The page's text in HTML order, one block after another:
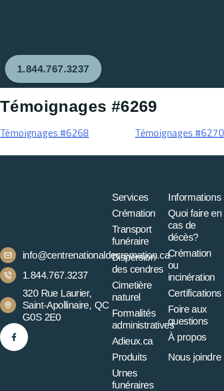
1.844.767.3237
Témoignages #6269
Témoignages #6268 Témoignages #6270
info@centrenationaldecremation.ca
1.844.767.3237
320 Rue Laurier,
Saint-Apollinaire, QC
G0S 2E0
Services
Crémation
Transport
funéraire
Dispersion
des cendres
Cimetière
naturel
Formalités
administratives
Adieux.ca
Produits
Urnes
funéraires
Informations
Quoi faire en
cas de
décès?
Crémation
ou
incinération
Certifications
Foire aux
questions
À propos
Nous joindre